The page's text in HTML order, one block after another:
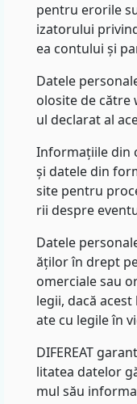
pentru erorile
izatorului
ea contului și
Datele
olosite de către
ul declarat al
Informațiile din
și datele din
site pentru
rii despre
Datele
ăților în drept
omerciale sau
legii, dacă
ate cu legile în
DIFEREAT
litatea datelor
mul său